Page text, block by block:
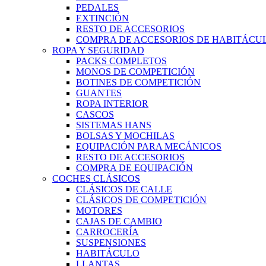
PEDALES
EXTINCIÓN
RESTO DE ACCESORIOS
COMPRA DE ACCESORIOS DE
ROPA Y SEGURIDAD
PACKS COMPLETOS
MONOS DE COMPETICIÓN
BOTINES DE COMPETICIÓN
GUANTES
ROPA INTERIOR
CASCOS
SISTEMAS HANS
BOLSAS Y MOCHILAS
EQUIPACIÓN PARA MECÁNICOS
RESTO DE ACCESORIOS
COMPRA DE EQUIPACIÓN
COCHES CLÁSICOS
CLÁSICOS DE CALLE
CLÁSICOS DE COMPETICIÓN
MOTORES
CAJAS DE CAMBIO
CARROCERÍA
SUSPENSIONES
HABITÁCULO
LLANTAS